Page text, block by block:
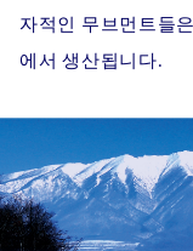
자적인 무브먼트들
에서 생산됩니다.